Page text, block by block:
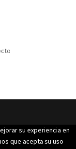
su experiencia en
que acepta su uso